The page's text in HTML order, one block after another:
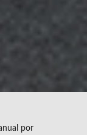
por